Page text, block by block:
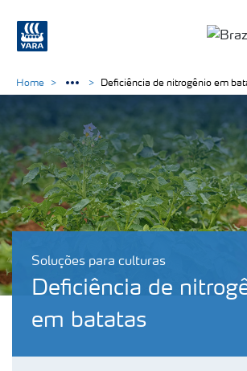
Soluções para culturas
Deficiência de
em batatas
Home Deficiência de nitrogênio em